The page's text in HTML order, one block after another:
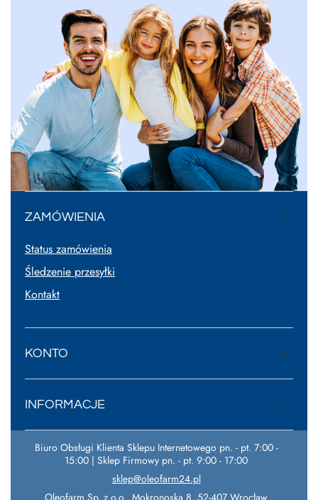
ZAMÓWIENIA
Status zamówienia
Śledzenie przesyłki
Kontakt
KONTO
INFORMACJE
Biuro Obsługi Klienta Sklepu Internetowego pn. - pt. 7:00 -
15:00 | Sklep Firmowy pn. - pt. 9:00 - 17:00
sklep@oleofarm24.pl